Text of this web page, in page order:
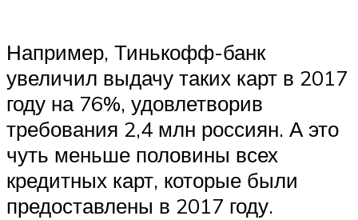
Например, Тинькофф-банк
увеличил выдачу таких карт в 2017
году на 76%, удовлетворив
требования 2,4 млн россиян. А это
чуть меньше половины всех
кредитных карт, которые были
предоставлены в 2017 году.